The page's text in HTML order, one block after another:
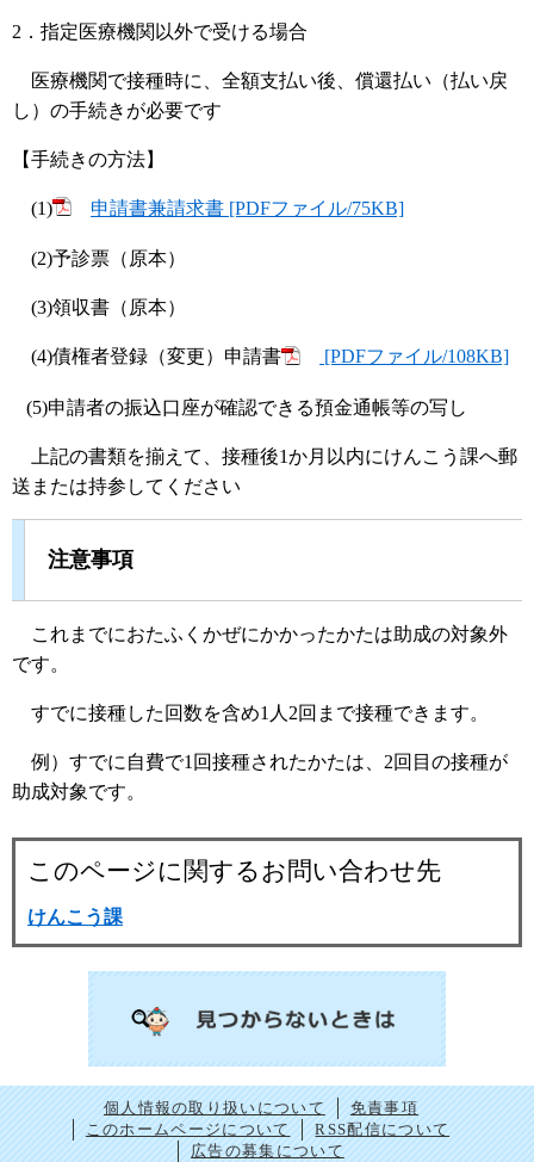
2．指定医療機関以外で受ける場合
医療機関で接種時に、全額支払い後、償還払い（払い戻
し）の手続きが必要です
【手続きの方法】
(1) 申請書兼請求書 [PDFファイル/75KB]
(2)予診票（原本）
(3)領収書（原本）
(4)債権者登録（変更）申請書 [PDFファイル/108KB]
(5)申請者の振込口座が確認できる預金通帳等の写し
上記の書類を揃えて、接種後1か月以内にけんこう課へ郵
送または持参してください
注意事項
これまでにおたふくかぜにかかったかたは助成の対象外
です。
すでに接種した回数を含め1人2回まで接種できます。
例）すでに自費で1回接種されたかたは、2回目の接種が
助成対象です。
このページに関するお問い合わせ先
けんこう課
個人情報の取り扱いについて
免責事項
このホームページについて
RSS配信について
広告の募集について